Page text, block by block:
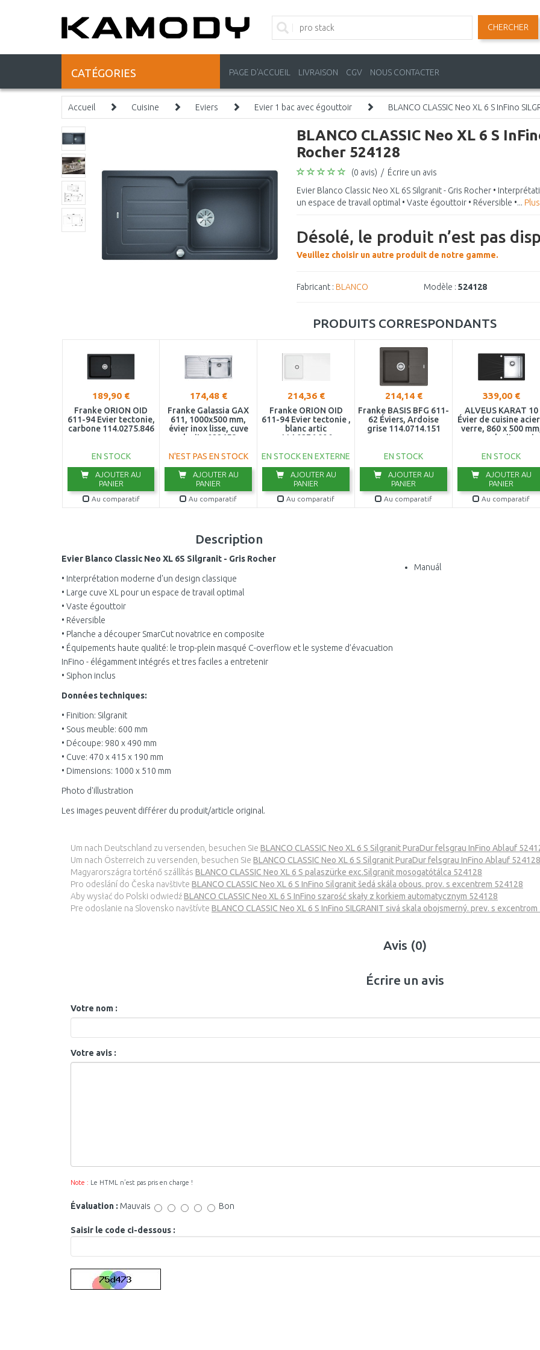
CHERCHER
CATÉGORIES PAGE D'ACCUEIL LIVRAISON CGV NOUS CONTACTER
Accueil Cuisine Eviers Evier 1 bac avec égouttoir BLANCO CLASSIC Neo XL 6 S InFino
BLANCO CLASSIC Neo XL 6 S
Rocher 524128
(0 avis) / Écrire un avis
Evier Blanco Classic Neo XL 6S Silgranit - Gris Rocher •
un espace de travail optimal • Vaste égouttoir • Réversible •...
Désolé, le produit n’est pas
Veuillez choisir un autre produit de notre gamme.
Fabricant : BLANCO Modèle : 524128
PRODUITS CORRESPONDANTS
189,90 €
Franke ORION OID
611-94 Evier tectonie,
carbone 114.0275.846
EN STOCK
AJOUTER AU
PANIER
Au comparatif
174,48 €
Franke Galassia GAX
611, 1000x500 mm,
évier inox lisse, cuve
droite 022658
N'EST PAS EN STOCK
AJOUTER AU
PANIER
Au comparatif
214,36 €
Franke ORION OID
611-94 Evier tectonie ,
blanc artic
114.0276.006
EN STOCK EN EXTERNE
AJOUTER AU
PANIER
Au comparatif
214,14 €
Franke BASIS BFG 611-
62 Éviers, Ardoise
grise 114.0714.151
EN STOCK
AJOUTER AU
PANIER
Au comparatif
339,00 €
ALVEUS KARAT 10
Évier de cuisine
verre, 860 x 500
cuve a droite, noir
EN STOCK
AJOUTER AU
PANIER
Au comparatif
Description
Evier Blanco Classic Neo XL 6S Silgranit - Gris Rocher
• Interprétation moderne d'un design classique
• Large cuve XL pour un espace de travail optimal
• Vaste égouttoir
• Réversible
• Planche a découper SmarCut novatrice en composite
• Équipements haute qualité: le trop-plein masqué C-overflow et le systeme d’évacuation
InFino - élégamment intégrés et tres faciles a entretenir
• Siphon inclus
Données techniques:
• Finition: Silgranit
• Sous meuble: 600 mm
• Découpe: 980 x 490 mm
• Cuve: 470 x 415 x 190 mm
• Dimensions: 1000 x 510 mm
Photo d'illustration
Les images peuvent différer du produit/article original.
Manuál
Um nach Deutschland zu versenden, besuchen Sie BLANCO CLASSIC Neo XL 6 S Silgranit PuraDur felsgrau InFino Ablauf
Um nach Österreich zu versenden, besuchen Sie BLANCO CLASSIC Neo XL 6 S Silgranit PuraDur felsgrau InFino Ablauf 524128
Magyarországra történő szállítás BLANCO CLASSIC Neo XL 6 S palaszürke exc.Silgranit mosogatótálca 524128
Pro odeslání do Česka navštivte BLANCO CLASSIC Neo XL 6 S InFino Silgranit šedá skála obous. prov. s excentrem 524128
Aby wysłać do Polski odwiedźBLANCO CLASSIC Neo XL 6 S InFino szarość skały z korkiem automatycznym 524128
Pre odoslanie na Slovensko navštívte BLANCO CLASSIC Neo XL 6 S InFino SILGRANIT sivá skala obojsmerný. prev. s
Avis (0)
Écrire un avis
Votre nom :
Votre avis :
Note : Le HTML n’est pas pris en charge !
Évaluation : Mauvais Bon
Saisir le code ci-dessous :